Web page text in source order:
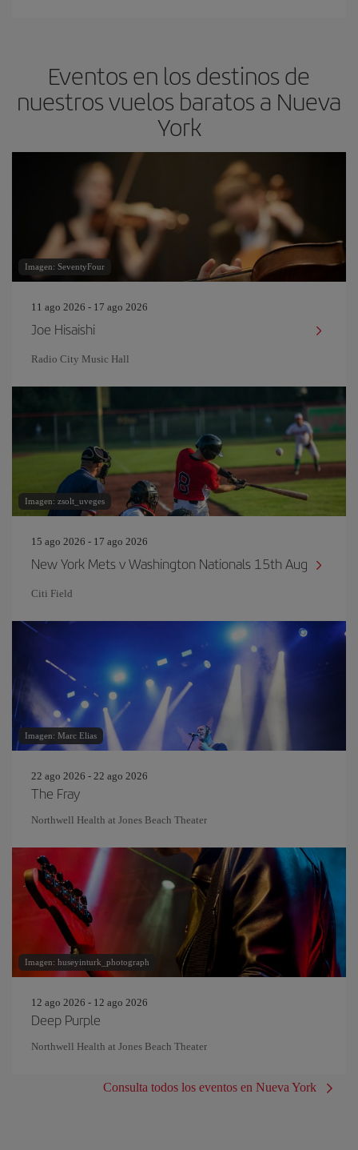
Eventos en los destinos de
nuestros vuelos baratos a Nueva
York
Imagen: SeventyFour
11 ago 2026 - 17 ago 2026
Joe Hisaishi
Radio City Music Hall
Imagen: zsolt_uveges
15 ago 2026 - 17 ago 2026
New York Mets v Washington Nationals 15th Aug
Citi Field
Imagen: Marc Elias
22 ago 2026 - 22 ago 2026
The Fray
Northwell Health at Jones Beach Theater
Imagen: huseyinturk_photograph
12 ago 2026 - 12 ago 2026
Deep Purple
Northwell Health at Jones Beach Theater
Consulta todos los eventos en Nueva York